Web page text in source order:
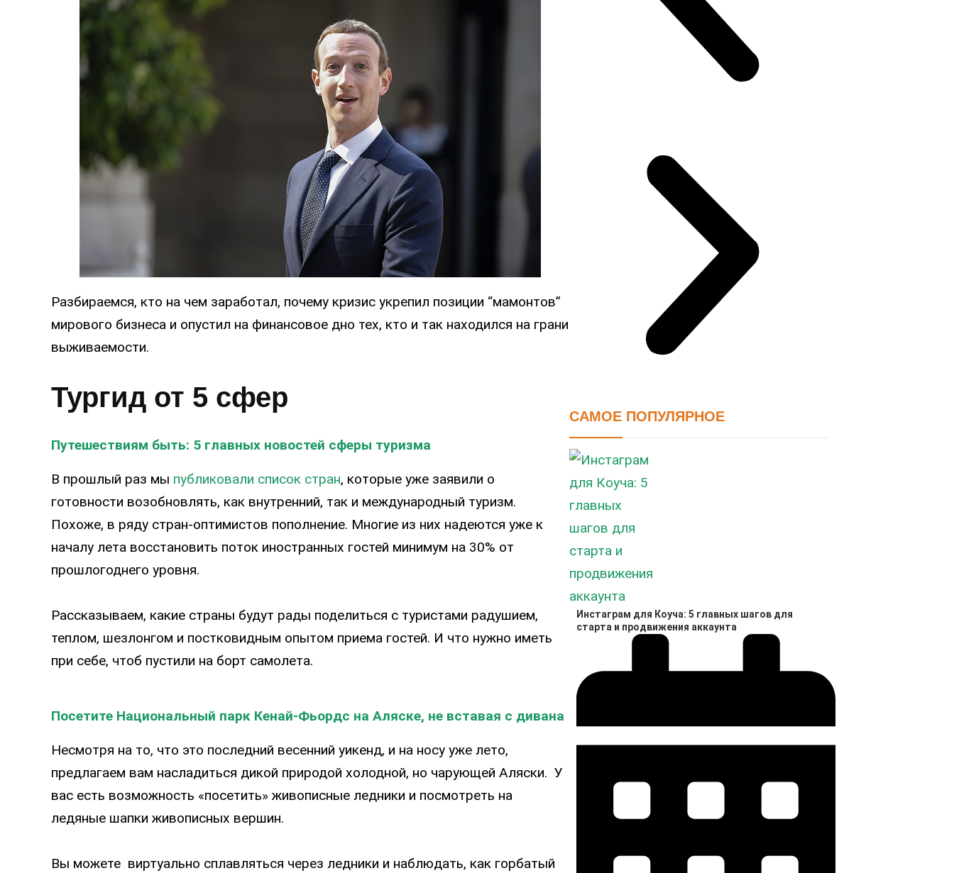
Разбираемся, кто на чем заработал, почему кризис укрепил позиции “мамонтов”
мирового бизнеса и опустил на финансовое дно тех, кто и так находился на грани
выживаемости.
Тургид от 5 сфер
Путешествиям быть: 5 главных новостей сферы туризма
В прошлый раз мы публиковали список стран, которые уже заявили о
готовности возобновлять, как внутренний, так и международный туризм.
Похоже, в ряду стран-оптимистов пополнение. Многие из них надеются уже к
началу лета восстановить поток иностранных гостей минимум на 30% от
прошлогоднего уровня.
Рассказываем, какие страны будут рады поделиться с туристами радушием,
теплом, шезлонгом и постковидным опытом приема гостей. И что нужно иметь
при себе, чтоб пустили на борт самолета.
Посетите Национальный парк Кенай-Фьордс на Аляске, не вставая с дивана
Несмотря на то, что это последний весенний уикенд, и на носу уже лето,
предлагаем вам насладиться дикой природой холодной, но чарующей Аляски. У
вас есть возможность «посетить» живописные ледники и посмотреть на
ледяные шапки живописных вершин.
Вы можете виртуально сплавляться через ледники и наблюдать, как горбатый
САМОЕ ПОПУЛЯРНОЕ
Инстаграм для Коуча: 5 главных шагов для
старта и продвижения аккаунта